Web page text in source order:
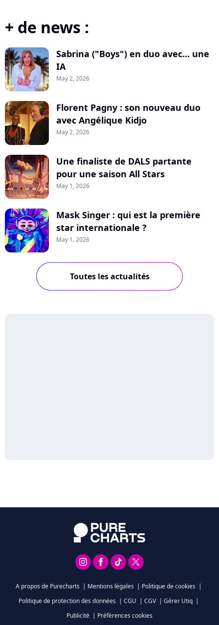
+ de news :
Sabrina ("Boys") en duo avec... une
IA
May 2, 2026
Florent Pagny : son nouveau duo
avec Angélique Kidjo
May 2, 2026
Une finaliste de DALS partante
pour une saison All Stars
May 1, 2026
Mask Singer : qui est la première
star internationale ?
May 1, 2026
Toutes les actualités
A propos de Purecharts | Mentions légales | Politique de cookies |
Politique de protection des données | CGU | CGV | Gérer Utiq |
Publicité | Préférences cookies